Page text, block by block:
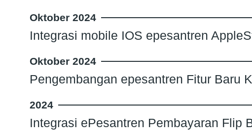
Oktober 2024
Integrasi mobile IOS epesantren
Oktober 2024
Pengembangan epesantren Fitur Baru
2024
Integrasi ePesantren Pembayaran Flip